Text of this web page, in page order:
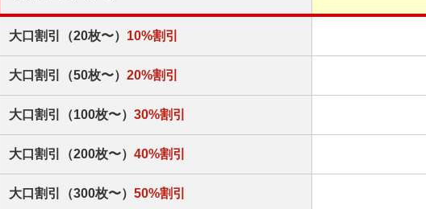
大口割引（20枚〜） 10%割引
大口割引（50枚〜） 20%割引
大口割引（100枚〜） 30%割引
大口割引（200枚〜） 40%割引
大口割引（300枚〜） 50%割引